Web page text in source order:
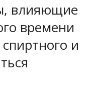
влияющие
времени
и